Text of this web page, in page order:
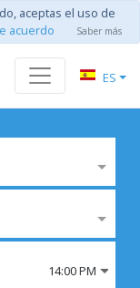
aceptas el uso de
acuerdo Saber más
ES
14:00 PM